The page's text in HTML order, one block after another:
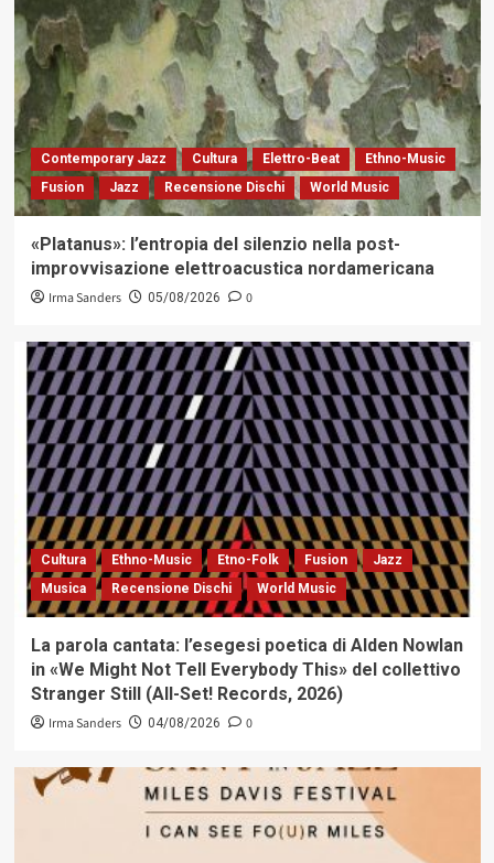
Contemporary Jazz Cultura Elettro-Beat
Ethno-Music
Fusion
Jazz Recensione Dischi World Music
«Platanus»: l’entropia del silenzio nella post-
improvvisazione elettroacustica nordamericana
Irma Sanders 05/08/2026 0
Cultura Ethno-Music Etno-Folk Fusion
Jazz
Musica
Recensione Dischi World Music
La parola cantata: l’esegesi poetica di Alden Nowlan
in «We Might Not Tell Everybody This» del collettivo
Stranger Still (All-Set! Records, 2026)
Irma Sanders 04/08/2026 0